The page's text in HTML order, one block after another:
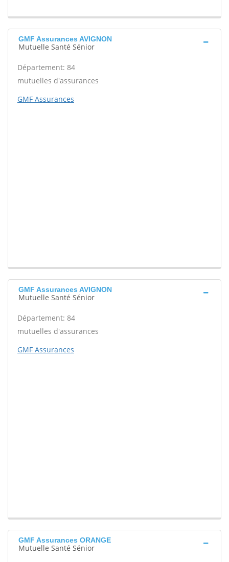
GMF Assurances AVIGNON
Mutuelle Santé Sénior
Département: 84
mutuelles d'assurances
GMF Assurances
GMF Assurances AVIGNON
Mutuelle Santé Sénior
Département: 84
mutuelles d'assurances
GMF Assurances
GMF Assurances ORANGE
Mutuelle Santé Sénior